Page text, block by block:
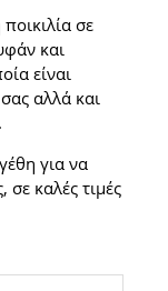
σε
και
είναι
αλλά και
για να
σε καλές τιμές